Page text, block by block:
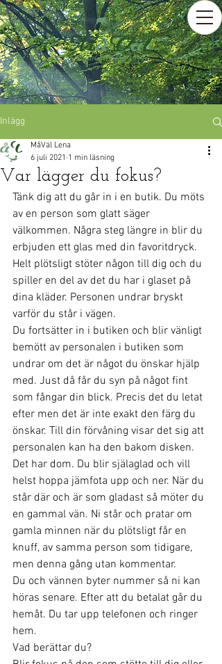
Inlägg
Var lägger du fokus?
MåVäl Lena
6 juli 2021 1 min läsning
Tänk dig att du går in i en butik. Du möts
av en person som glatt säger
välkommen. Några steg längre in blir du
erbjuden ett glas med din favoritdryck.
Helt plötsligt stöter någon till dig och du
spiller en del av det du har i glaset på
dina kläder. Personen undrar bryskt
varför du står i vägen.
Du fortsätter in i butiken och blir vänligt
bemött av personalen i butiken som
undrar om det är något du önskar hjälp
med. Just då får du syn på något fint
som fångar din blick. Precis det du letat
efter men det är inte exakt den färg du
önskar. Till din förvåning visar det sig att
personalen kan ha den bakom disken.
Det har dom. Du blir själaglad och vill
helst hoppa jämfota upp och ner. När du
står där och är som gladast så möter du
en gammal vän. Ni står och pratar om
gamla minnen när du plötsligt får en
knuff, av samma person som tidigare,
men denna gång utan kommentar.
Du och vännen byter nummer så ni kan
höras senare. Efter att du betalat går du
hemåt. Du tar upp telefonen och ringer
hem.
Vad berättar du?